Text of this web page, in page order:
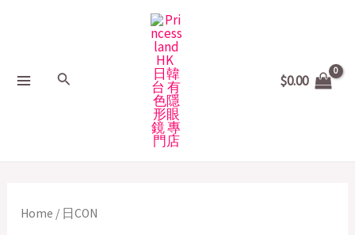
Search $0.00
Home / 日CON